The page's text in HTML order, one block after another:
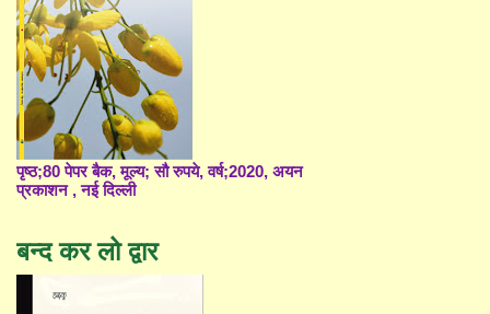
पृष्ठ;80 पेपर बैक, मूल्य; सौ रुपये, वर्ष;2020, अयन
प्रकाशन , नई दिल्ली
बन्द कर लो द्वार